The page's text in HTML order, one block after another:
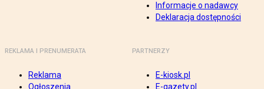
Informacje o nadawcy
Deklaracja dostępności
REKLAMA I PRENUMERATA
Reklama
Ogłoszenia
PARTNERZY
E-kiosk.pl
E-gazety.pl